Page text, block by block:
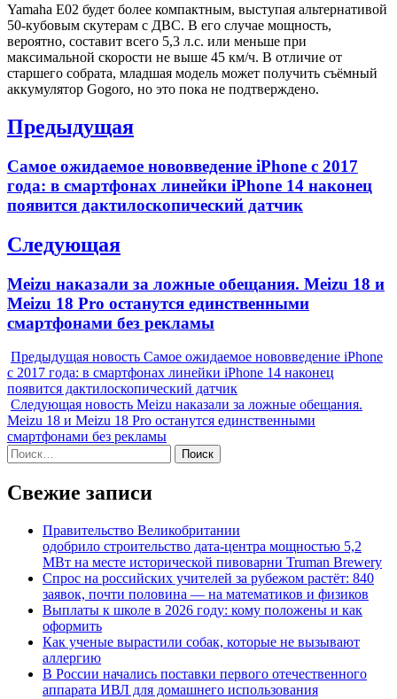
Yamaha E02 будет более компактным, выступая альтернативой
50-кубовым скутерам с ДВС. В его случае мощность,
вероятно, составит всего 5,3 л.с. или меньше при
максимальной скорости не выше 45 км/ч. В отличие от
старшего собрата, младшая модель может получить съёмный
аккумулятор Gogoro, но это пока не подтверждено.
Навигация
записям
Предыдущая
Previous
Самое ожидаемое нововведение iPhone с 2017
года: в смартфонах линейки iPhone 14 наконец
появится дактилоскопический датчик
Следующая
Next
post:
Meizu наказали за ложные обещания. Meizu 18 и
Meizu 18 Pro останутся единственными
смартфонами без рекламы
Предыдущая новость Самое ожидаемое нововведение iPhone
с 2017 года: в смартфонах линейки iPhone 14 наконец
появится дактилоскопический датчик
Следующая новость Meizu наказали за ложные обещания.
Meizu 18 и Meizu 18 Pro останутся единственными
смартфонами без рекламы
Найти:
Свежие записи
Правительство Великобритании
одобрило строительство дата-центра мощностью 5,2
МВт на месте исторической пивоварни Truman Brewery
Спрос на российских учителей за рубежом растёт: 840
заявок, почти половина — на математиков и физиков
Выплаты к школе в 2026 году: кому положены и как
оформить
Как ученые вырастили собак, которые не вызывают
аллергию
В России начались поставки первого отечественного
аппарата ИВЛ для домашнего использования